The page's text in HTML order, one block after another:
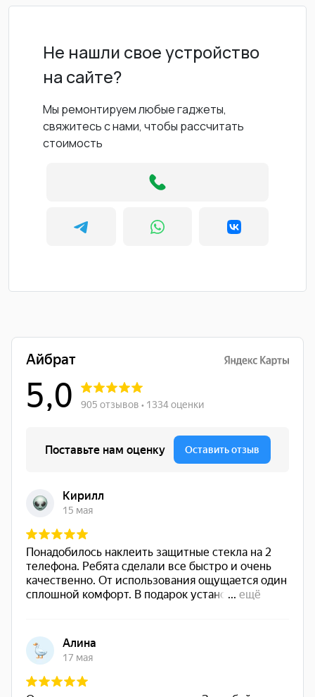
Не нашли свое устройство
на сайте?
Мы ремонтируем любые гаджеты,
свяжитесь с нами, чтобы рассчитать
стоимость